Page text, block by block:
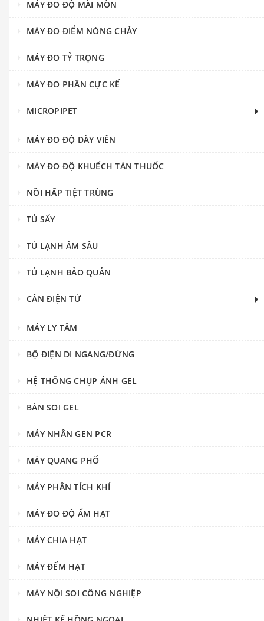
MÁY ĐO ĐỘ MÀI MÒN
MÁY ĐO ĐIỂM NÓNG CHẢY
MÁY ĐO TỶ TRỌNG
MÁY ĐO PHÂN CỰC KẾ
MICROPIPET
MÁY ĐO ĐỘ DÀY VIÊN
MÁY ĐO ĐỘ KHUẾCH TÁN THUỐC
NỒI HẤP TIỆT TRÙNG
TỦ SẤY
TỦ LẠNH ÂM SÂU
TỦ LẠNH BẢO QUẢN
CÂN ĐIỆN TỬ
MÁY LY TÂM
BỘ ĐIỆN DI NGANG/ĐỨNG
HỆ THỐNG CHỤP ẢNH GEL
BÀN SOI GEL
MÁY NHÂN GEN PCR
MÁY QUANG PHỔ
MÁY PHÂN TÍCH KHÍ
MÁY ĐO ĐỘ ẨM HẠT
MÁY CHIA HẠT
MÁY ĐẾM HẠT
MÁY NỘI SOI CÔNG NGHIỆP